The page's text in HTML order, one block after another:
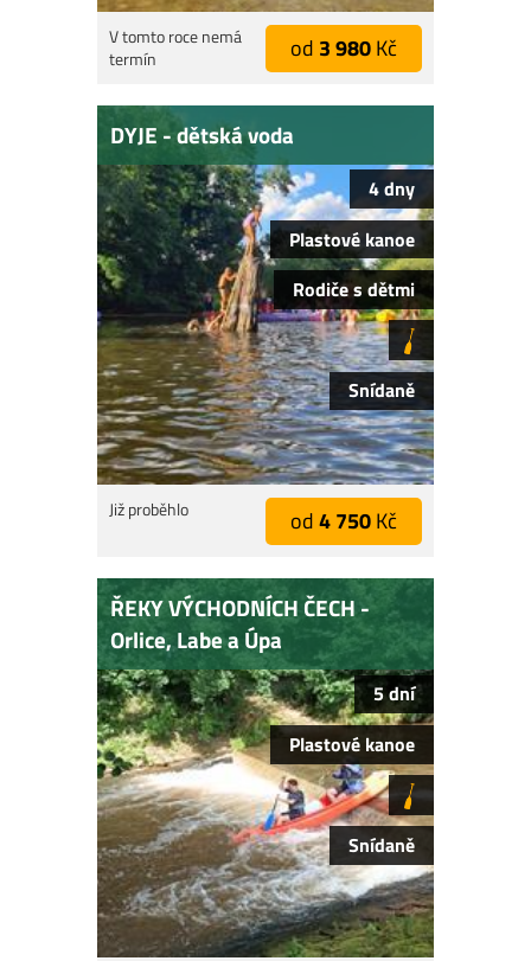
V tomto roce nemá
termín
od 3 980Kč
DYJE - dětská voda
4 dny
Plastové kanoe
Rodiče s dětmi
Snídaně
Již proběhlo od4 750Kč
ŘEKY VÝCHODNÍCH ČECH -
Orlice, Labe a Úpa
5 dní
Plastové kanoe
Snídaně